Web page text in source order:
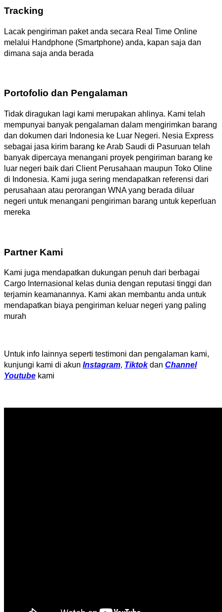
Tracking
Lacak pengiriman paket anda secara Real Time Online
melalui Handphone (Smartphone) anda, kapan saja dan
dimana saja anda berada
Portofolio dan Pengalaman
Tidak diragukan lagi kami merupakan ahlinya. Kami telah
mempunyai banyak pengalaman dalam mengirimkan barang
dan dokumen dari Indonesia ke Luar Negeri. Nesia Express
sebagai jasa kirim barang ke Arab Saudi di Pasuruan telah
banyak dipercaya menangani proyek pengiriman barang ke
luar negeri baik dari Client Perusahaan maupun Toko Oline
di Indonesia. Kami juga sering mendapatkan referensi dari
perusahaan atau perorangan WNA yang berada diluar
negeri untuk menangani pengiriman barang untuk keperluan
mereka
Partner Kami
Kami juga mendapatkan dukungan penuh dari berbagai
Cargo Internasional kelas dunia dengan reputasi tinggi dan
terjamin keamanannya. Kami akan membantu anda untuk
mendapatkan biaya pengiriman keluar negeri yang paling
murah
Untuk info lainnya seperti testimoni dan pengalaman kami,
kunjungi kami di akun Instagram, Tiktokdan Channel
Youtube kami